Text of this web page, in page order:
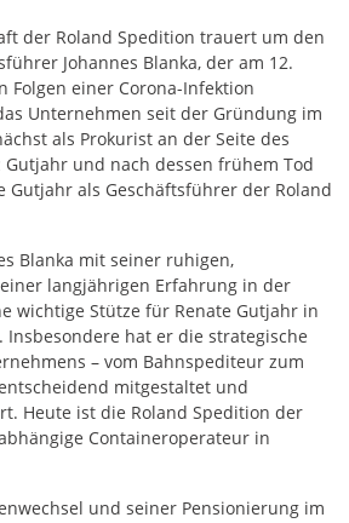
der Roland Spedition trauert um den
Johannes Blanka, der am 12.
Folgen einer Corona-Infektion
Unternehmen seit der Gründung im
als Prokurist an der Seite des
und nach dessen frühem Tod
Gutjahr als Geschäftsführer der Roland
Blanka mit seiner ruhigen,
langjährigen Erfahrung in der
wichtige Stütze für Renate Gutjahr in
hat er die strategische
– vom Bahnspediteur zum
mitgestaltet und
Heute ist die Roland Spedition der
Containeroperateur in
und seiner Pensionierung im